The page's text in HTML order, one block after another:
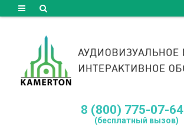
8 (800) 775-07-64
(бесплатный вызов)